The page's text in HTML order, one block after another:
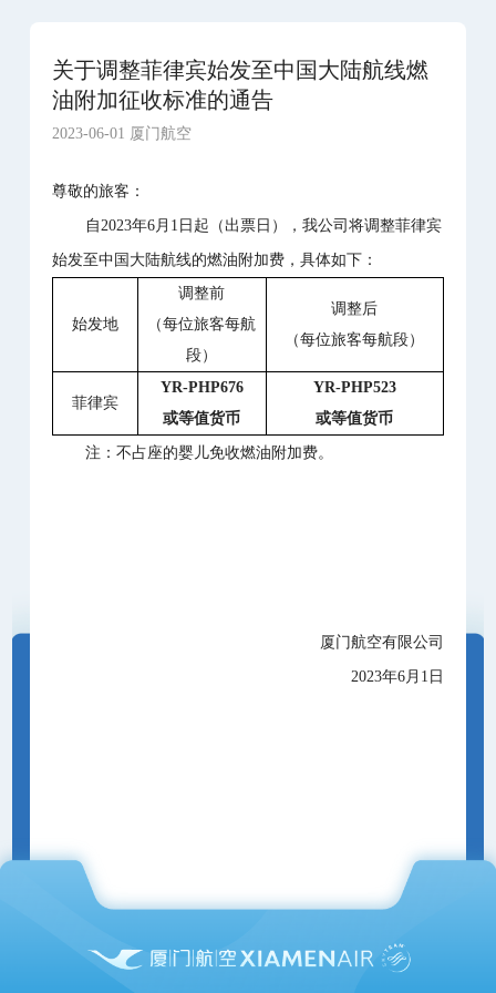
关于调整菲律宾始发至中国大陆航线燃
油附加征收标准的通告
2023-06-01 厦门航空
尊敬的旅客：
自2023年6月1日起（出票日），我公司将调整菲律宾
始发至中国大陆航线的燃油附加费，具体如下：
始发地
调整前
（每位旅客每航
段）
调整后
（每位旅客每航段）
菲律宾
YR-PHP676
或等值货币
YR-PHP523
或等值货币
注：不占座的婴儿免收燃油附加费。
厦门航空有限公司
2023年6月1日